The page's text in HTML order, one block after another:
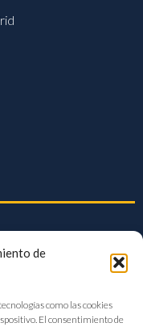
de
como las cookies
El consentimiento de